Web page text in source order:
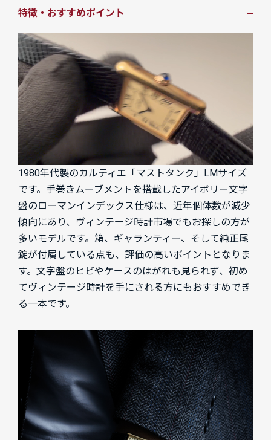
特徴・おすすめポイント
1980年代製のカルティエ「マストタンク」LMサイズ
です。手巻きムーブメントを搭載したアイボリー文字
盤のローマンインデックス仕様は、近年個体数が減少
傾向にあり、ヴィンテージ時計市場でもお探しの方が
多いモデルです。箱、ギャランティー、そして純正尾
錠が付属している点も、評価の高いポイントとなりま
す。文字盤のヒビやケースのはがれも見られず、初め
てヴィンテージ時計を手にされる方にもおすすめでき
る一本です。